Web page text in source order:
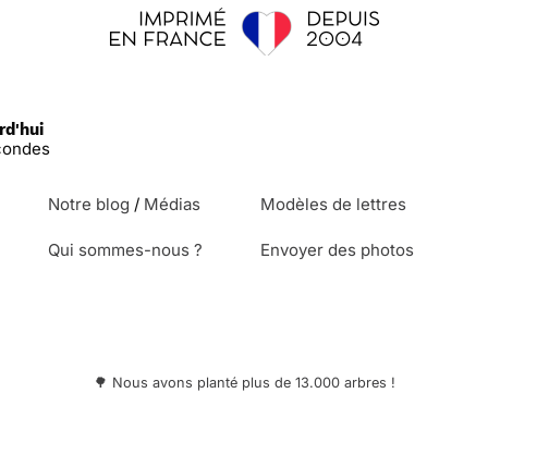
Notre blog / Médias
Qui sommes-nous ?
Modèles de lettres
Envoyer des photos
🌳 Nous avons planté plus de 13.000 arbres !